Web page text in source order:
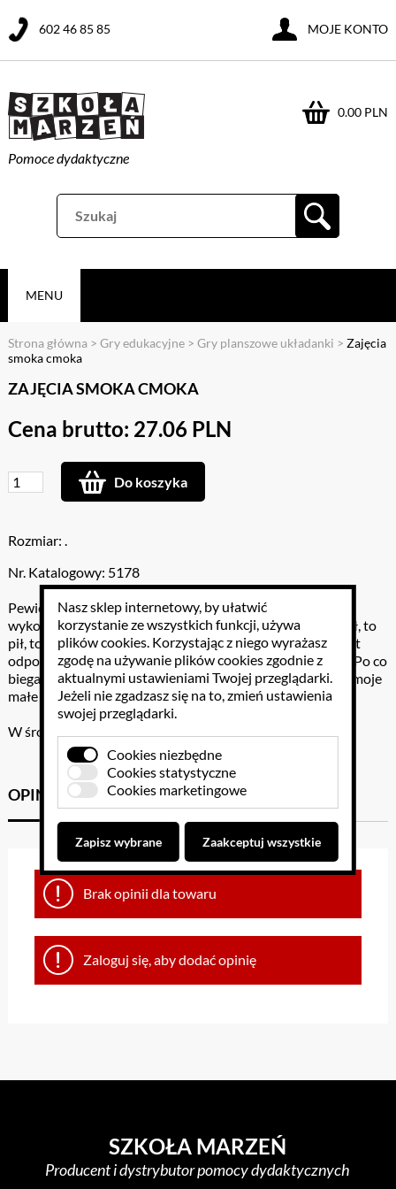
Pomoce dydaktyczne
0.00 PLN
602 46 85 85 MOJE KONTO
MENU
Strona główna > Gry edukacyjne> Gry planszowe układanki > Zajęcia
smoka cmoka
ZAJĘCIA SMOKA CMOKA
Cena brutto: 27.06 PLN
Do koszyka
Rozmiar: .
Nr. Katalogowy: 5178
Pewien Smok, sympatyczny, proszę miłych gości Cały czas
wykonywał przeróżne czynności – A to wchodził, to biegał, to
pił, to znów pływał, Czasem siedział, spał sobie, lub wprost
odpoczywał. Po co robił to wszystko? Ktoś zapytać może. Po co
biegał i pływał, gdy zimno na dworze? Ano, po to to robił, moje
małe smyki, By Wam właśnie umilić naukę gramatyki!
W środku układanki 24 śmieszne wierszyki!
OPINIE KLIENTÓW GPSR
Brak opinii dla towaru
Zaloguj się, aby dodać opinię
SZKOŁA MARZEŃ
Producent i dystrybutor pomocy dydaktycznych
Nasz sklep internetowy, by ułatwić
korzystanie ze wszystkich funkcji, używa
plików cookies. Korzystając z niego wyrażasz
zgodę na używanie plików cookies zgodnie z
aktualnymi ustawieniami Twojej przeglądarki.
Jeżeli nie zgadzasz się na to, zmień ustawienia
swojej przeglądarki.
Cookies niezbędne
Cookies statystyczne
Cookies marketingowe
Zapisz wybrane Zaakceptuj wszystkie